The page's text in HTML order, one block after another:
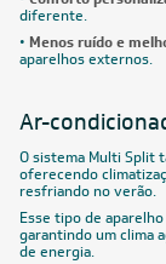
diferente.
• Menos ruído e
aparelhos externos.
Ar-
O sistema Multi Split
oferecendo
resfriando no verão.
Esse tipo de
garantindo um clima
de energia.